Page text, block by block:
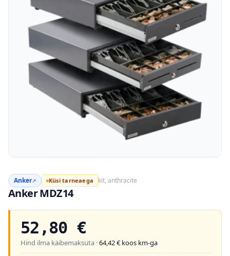
Anker↗ Küsi tarneaega kit, anthracite
Anker MDZ14
52,80 €
Hind ilma käibemaksuta ·64,42€ koos km-ga